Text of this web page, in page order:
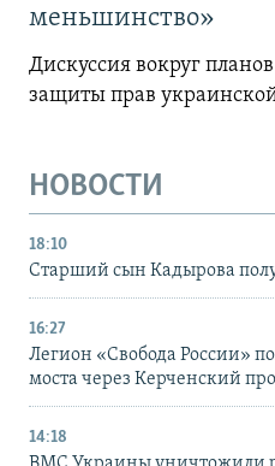
меньшинство»
Дискуссия вокруг
защиты прав
НОВОСТИ
18:10
Старший сын Кадырова
16:27
Легион «Свобода России»
моста через Керченский
14:18